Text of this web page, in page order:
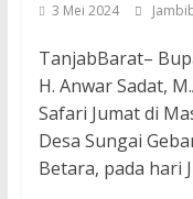
3 Mei 2024
TanjabBarat–
H. Anwar Sadat,
Safari Jumat di
Desa Sungai
Betara, pada hari